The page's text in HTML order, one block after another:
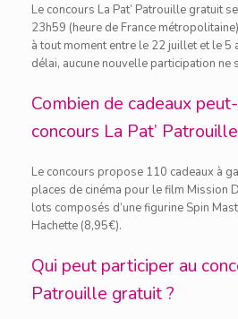
Le concours La Pat’ Patrouille gratuit
23h59 (heure de France
à tout moment entre le 22 juillet et le 5
délai, aucune nouvelle participation ne
Combien de cadeaux
concours La Pat’
Le concours propose 110 cadeaux à
places de cinéma pour le film Mission
lots composés d’une figurine Spin
Hachette (8,95€).
Qui peut participer au
Patrouille gratuit ?